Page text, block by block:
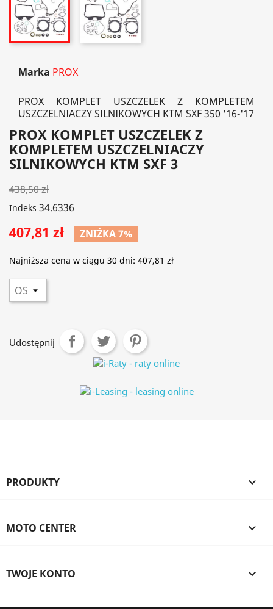
Marka PROX
PROX KOMPLET USZCZELEK Z KOMPLETEM
USZCZELNIACZY SILNIKOWYCH KTM SXF 350 '16-'17
PROX KOMPLET USZCZELEK Z
KOMPLETEM USZCZELNIACZY
SILNIKOWYCH KTM SXF 3
438,50 zł
Indeks 34.6336
407,81 zł ZNIŻKA 7%
Najniższa cena w ciągu 30 dni: 407,81 zł
Udostępnij
PRODUKTY 
MOTO CENTER 
TWOJE KONTO 